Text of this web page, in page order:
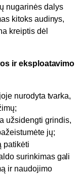
nugarinės dalys
kitoks audinys,
kreiptis dėl
ir eksploatavimo
nurodyta tvarka,
užsidengti grindis,
jų;
patikėti
surinkimas gali
ir naudojimo